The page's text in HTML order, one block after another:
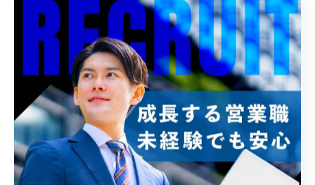
< 前のページ 一覧に戻る 次のページ >
関連タグ
#名古屋 #営業 #コンサル